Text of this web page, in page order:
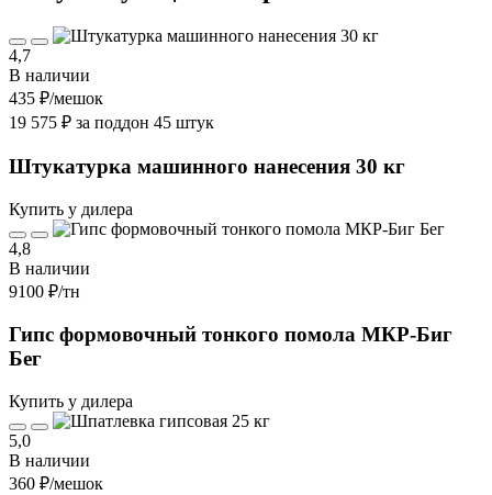
4,7
В наличии
435 ₽/мешок
19 575 ₽ за поддон 45 штук
Штукатурка машинного нанесения 30 кг
Купить у дилера
4,8
В наличии
9100 ₽/тн
Гипс формовочный тонкого помола МКР-Биг
Бег
Купить у дилера
5,0
В наличии
360 ₽/мешок